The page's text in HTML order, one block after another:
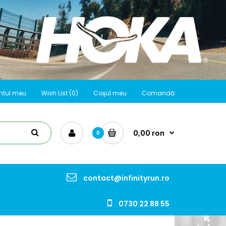
meu Wish List (0) Coşul meu Comandă
0 0,00 ron
contact@infinityrun.ro
0730 22 88 55